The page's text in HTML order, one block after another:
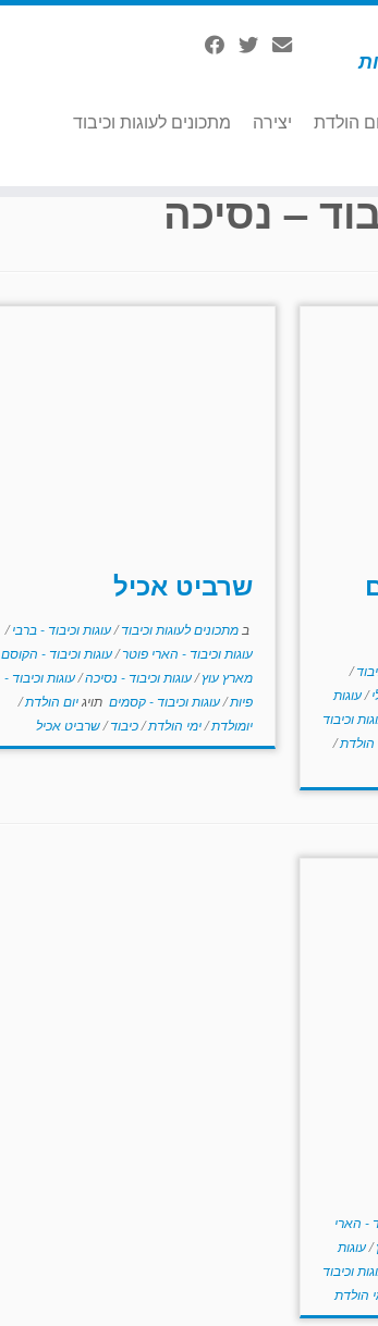
הולדת יצירה
מתכונים לעוגות וכיבוד
– נסיכה
/
/עוגות
וכיבוד
הולדת/
שרביט אכיל
ב מתכונים לעוגות וכיבוד/עוגות וכיבוד - ברבי/
עוגות וכיבוד - הארי פוטר/עוגות וכיבוד - הקוסם
מארץ עוץ/עוגות וכיבוד - נסיכה/עוגות וכיבוד -
פיות/עוגות וכיבוד - קסמים תויגיום הולדת/
יומולדת/ימי הולדת/כיבוד/שרביט אכיל
- הארי
/עוגות
וכיבוד
הולדת